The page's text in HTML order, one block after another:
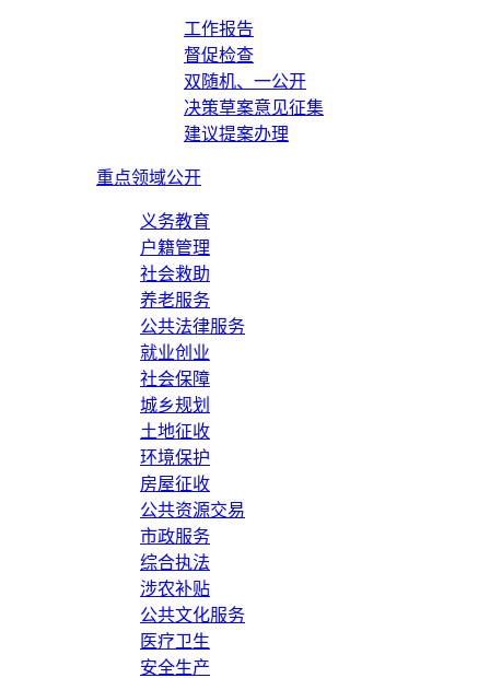
工作报告
督促检查
双随机、一公开
决策草案意见征集
建议提案办理
重点领域公开
义务教育
户籍管理
社会救助
养老服务
公共法律服务
就业创业
社会保障
城乡规划
土地征收
环境保护
房屋征收
公共资源交易
市政服务
综合执法
涉农补贴
公共文化服务
医疗卫生
安全生产